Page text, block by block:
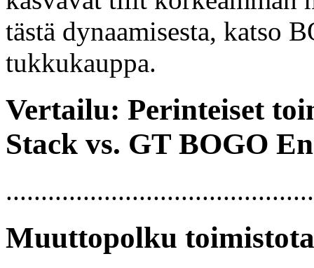
tästä dynaamisesta, katso
tukkukauppa.
Vertailu: Perinteiset
Stack vs. GT BOGO
Muuttopolku